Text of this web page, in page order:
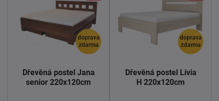
doprava
zdarma
Dřevěná postel Jana
senior 220x120cm
doprava
zdarma
Dřevěná postel Lívia
H 220x120cm